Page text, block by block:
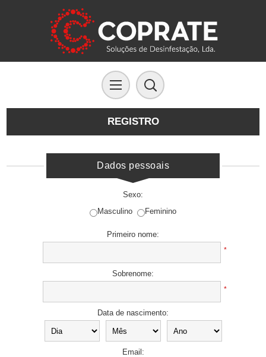
REGISTRO
Dados pessoais
Sexo:
Masculino
Feminino
Primeiro nome:
*
Sobrenome:
*
Data de nascimento:
Email: